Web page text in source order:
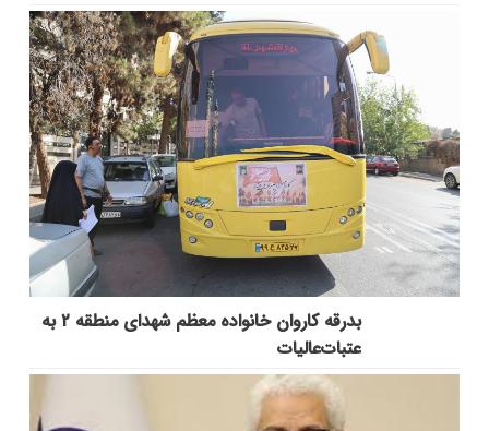
بدرقه کاروان خانواده معظم شهدای منطقه ۲ به
عتبات‌عالیات